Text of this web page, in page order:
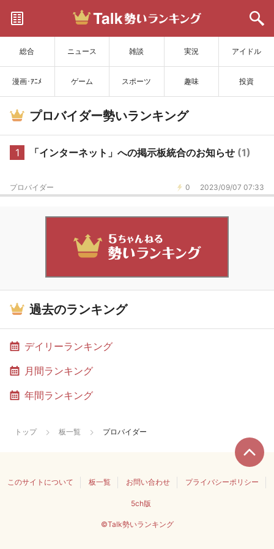
総合 ニュース 雑談 実況 アイドル
漫画･ｱﾆﾒ ゲーム スポーツ 趣味 投資
サイトを更新
プロバイダー勢いランキング
1 「インターネット」への掲示板統合のお知らせ (1)
0 2023/09/07 07:33
プロバイダー
過去のランキング
デイリーランキング
月間ランキング
年間ランキング
トップ 板一覧 プロバイダー
このサイトについて 板一覧 お問い合わせ プライバシーポリシー
5ch版
©Talk勢いランキング